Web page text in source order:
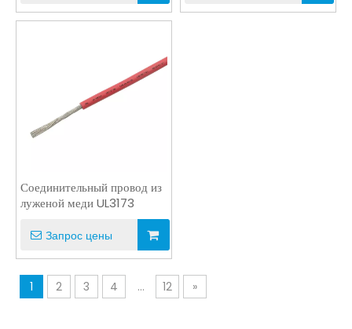
Соединительный провод из
луженой меди UL3173
Запрос цены
1 2 3 4 ... 12 »